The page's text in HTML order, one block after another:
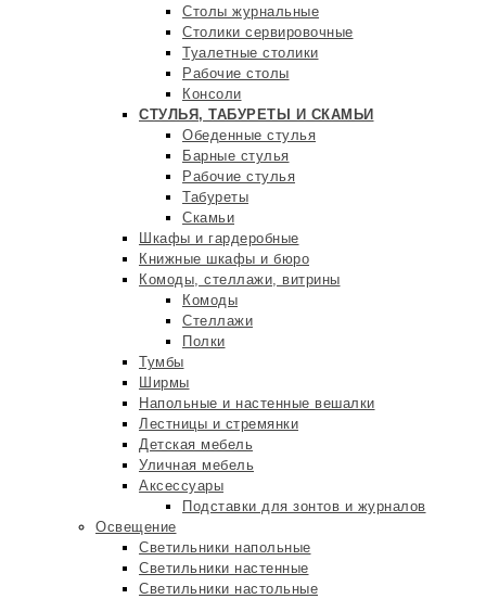
Столы журнальные
Столики сервировочные
Туалетные столики
Рабочие столы
Консоли
СТУЛЬЯ, ТАБУРЕТЫ И СКАМЬИ
Обеденные стулья
Барные стулья
Рабочие стулья
Табуреты
Скамьи
Шкафы и гардеробные
Книжные шкафы и бюро
Комоды, стеллажи, витрины
Комоды
Стеллажи
Полки
Тумбы
Ширмы
Напольные и настенные вешалки
Лестницы и стремянки
Детская мебель
Уличная мебель
Аксессуары
Подставки для зонтов и журналов
Освещение
Светильники напольные
Светильники настенные
Светильники настольные